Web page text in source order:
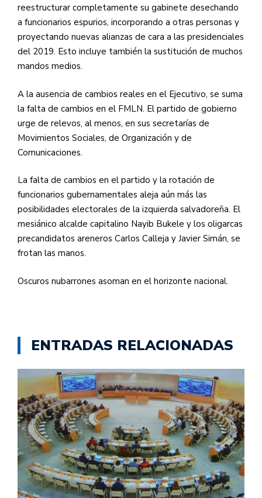
reestructurar completamente su gabinete desechando
a funcionarios espurios, incorporando a otras personas y
proyectando nuevas alianzas de cara a las presidenciales
del 2019. Esto incluye también la sustitución de muchos
mandos medios.
A la ausencia de cambios reales en el Ejecutivo, se suma
la falta de cambios en el FMLN. El partido de gobierno
urge de relevos, al menos, en sus secretarías de
Movimientos Sociales, de Organización y de
Comunicaciones.
La falta de cambios en el partido y la rotación de
funcionarios gubernamentales aleja aún más las
posibilidades electorales de la izquierda salvadoreña. El
mesiánico alcalde capitalino Nayib Bukele y los oligarcas
precandidatos areneros Carlos Calleja y Javier Simán, se
frotan las manos.
Oscuros nubarrones asoman en el horizonte nacional.
ENTRADAS RELACIONADAS